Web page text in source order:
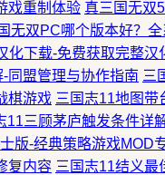
戏重制体验 真三国无双
无双PC哪个版本好？
化下载-免费获取完整汉
同盟管理与协作指南 三
棋游戏 三国志11地图带
11三顾茅庐触发条件详
版-经典策略游戏MOD
复内容 三国志11结义最